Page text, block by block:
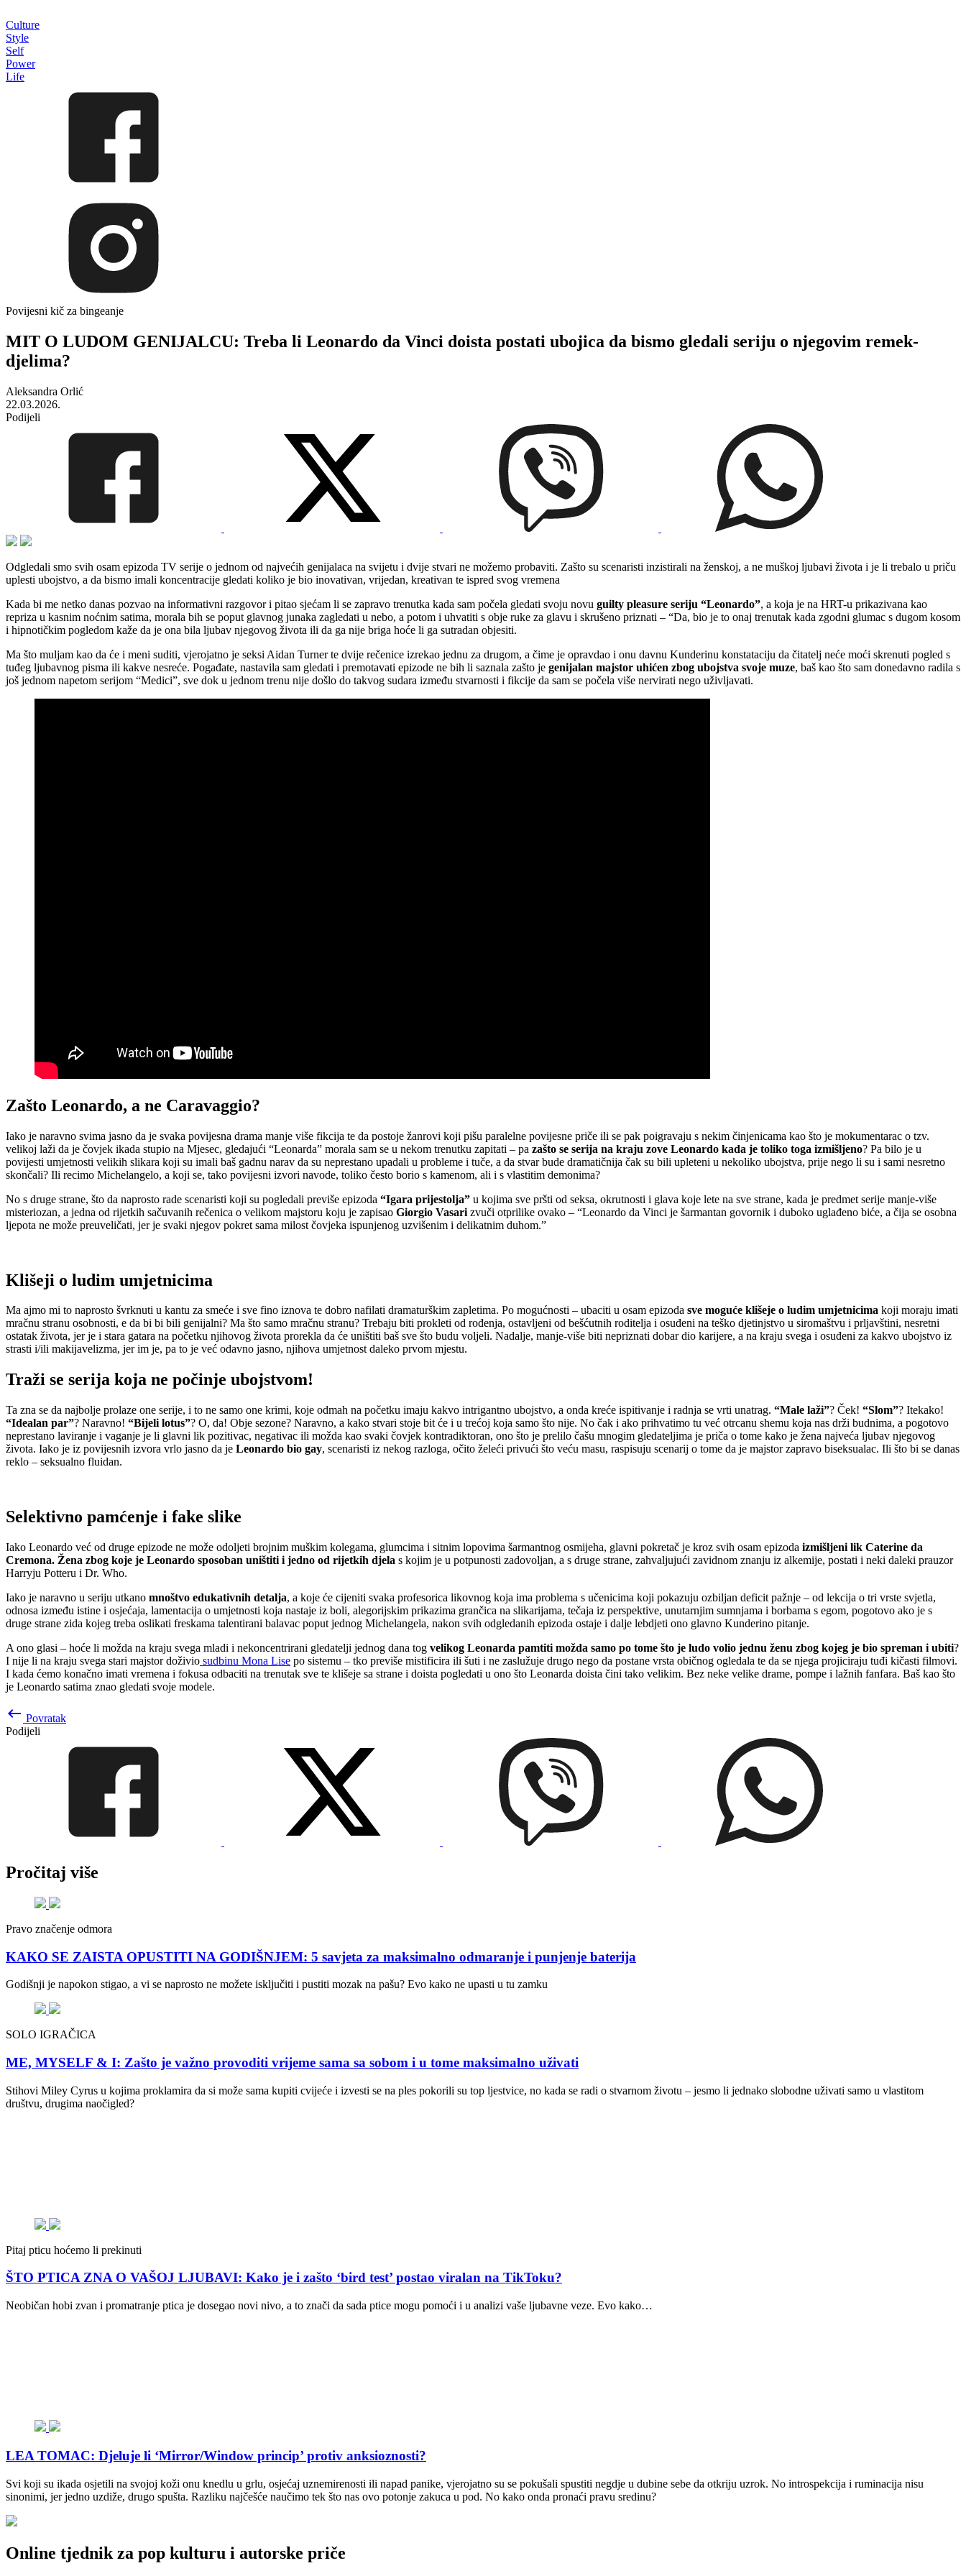
Culture
Style
Self
Power
Life
Povijesni kič za bingeanje
MIT O LUDOM GENIJALCU: Treba li Leonardo da Vinci doista postati ubojica da bismo gledali seriju o njegovim remek-
djelima?
Aleksandra Orlić
22.03.2026.
Podijeli
Odgledali smo svih osam epizoda TV serije o jednom od najvećih genijalaca na svijetu i dvije stvari ne možemo probaviti. Zašto su scenaristi inzistirali na ženskoj, a ne muškoj ljubavi života i je li trebalo u priču
uplesti ubojstvo, a da bismo imali koncentracije gledati koliko je bio inovativan, vrijedan, kreativan te ispred svog vremena
Kada bi me netko danas pozvao na informativni razgovor i pitao sjećam li se zapravo trenutka kada sam počela gledati svoju novu guilty pleasure seriju “Leonardo”, a koja je na HRT-u prikazivana kao
repriza u kasnim noćnim satima, morala bih se poput glavnog junaka zagledati u nebo, a potom i uhvatiti s obje ruke za glavu i skrušeno priznati – “Da, bio je to onaj trenutak kada zgodni glumac s dugom kosom
i hipnotičkim pogledom kaže da je ona bila ljubav njegovog života ili da ga nije briga hoće li ga sutradan objesiti.
Ma što muljam kao da će i meni suditi, vjerojatno je seksi Aidan Turner te dvije rečenice izrekao jednu za drugom, a čime je opravdao i onu davnu Kunderinu konstataciju da čitatelj neće moći skrenuti pogled s
tuđeg ljubavnog pisma ili kakve nesreće. Pogađate, nastavila sam gledati i premotavati epizode ne bih li saznala zašto je genijalan majstor uhićen zbog ubojstva svoje muze, baš kao što sam donedavno radila s
još jednom napetom serijom “Medici”, sve dok u jednom trenu nije došlo do takvog sudara između stvarnosti i fikcije da sam se počela više nervirati nego uživljavati.
Zašto Leonardo, a ne Caravaggio?
Iako je naravno svima jasno da je svaka povijesna drama manje više fikcija te da postoje žanrovi koji pišu paralelne povijesne priče ili se pak poigravaju s nekim činjenicama kao što je mokumentarac o tzv.
velikoj laži da je čovjek ikada stupio na Mjesec, gledajući “Leonarda” morala sam se u nekom trenutku zapitati – pa zašto se serija na kraju zove Leonardo kada je toliko toga izmišljeno? Pa bilo je u
povijesti umjetnosti velikih slikara koji su imali baš gadnu narav da su neprestano upadali u probleme i tuče, a da stvar bude dramatičnija čak su bili upleteni u nekoliko ubojstva, prije nego li su i sami nesretno
skončali? Ili recimo Michelangelo, a koji se, tako povijesni izvori navode, toliko često borio s kamenom, ali i s vlastitim demonima?
No s druge strane, što da naprosto rade scenaristi koji su pogledali previše epizoda “Igara prijestolja” u kojima sve pršti od seksa, okrutnosti i glava koje lete na sve strane, kada je predmet serije manje-više
misteriozan, a jedna od rijetkih sačuvanih rečenica o velikom majstoru koju je zapisao Giorgio Vasari zvuči otprilike ovako – “Leonardo da Vinci je šarmantan govornik i duboko uglađeno biće, a čija se osobna
ljepota ne može preuveličati, jer je svaki njegov pokret sama milost čovjeka ispunjenog uzvišenim i delikatnim duhom.”
Klišeji o ludim umjetnicima
Ma ajmo mi to naprosto švrknuti u kantu za smeće i sve fino iznova te dobro nafilati dramaturškim zapletima. Po mogućnosti – ubaciti u osam epizoda sve moguće klišeje o ludim umjetnicima koji moraju imati
mračnu stranu osobnosti, e da bi bi bili genijalni? Ma što samo mračnu stranu? Trebaju biti prokleti od rođenja, ostavljeni od bešćutnih roditelja i osuđeni na teško djetinjstvo u siromaštvu i prljavštini, nesretni
ostatak života, jer je i stara gatara na početku njihovog života prorekla da će uništiti baš sve što budu voljeli. Nadalje, manje-više biti nepriznati dobar dio karijere, a na kraju svega i osuđeni za kakvo ubojstvo iz
strasti i/ili makijavelizma, jer im je, pa to je već odavno jasno, njihova umjetnost daleko prvom mjestu.
Traži se serija koja ne počinje ubojstvom!
Ta zna se da najbolje prolaze one serije, i to ne samo one krimi, koje odmah na početku imaju kakvo intrigantno ubojstvo, a onda kreće ispitivanje i radnja se vrti unatrag. “Male laži”? Ček! “Slom”? Itekako!
“Idealan par”? Naravno! “Bijeli lotus”? O, da! Obje sezone? Naravno, a kako stvari stoje bit će i u trećoj koja samo što nije. No čak i ako prihvatimo tu već otrcanu shemu koja nas drži budnima, a pogotovo
neprestano laviranje i vaganje je li glavni lik pozitivac, negativac ili možda kao svaki čovjek kontradiktoran, ono što je prelilo čašu mnogim gledateljima je priča o tome kako je žena najveća ljubav njegovog
života. Iako je iz povijesnih izvora vrlo jasno da je Leonardo bio gay, scenaristi iz nekog razloga, očito želeći privući što veću masu, raspisuju scenarij o tome da je majstor zapravo biseksualac. Ili što bi se danas
reklo – seksualno fluidan.
Selektivno pamćenje i fake slike
Iako Leonardo već od druge epizode ne može odoljeti brojnim muškim kolegama, glumcima i sitnim lopovima šarmantnog osmijeha, glavni pokretač je kroz svih osam epizoda izmišljeni lik Caterine da
Cremona. Žena zbog koje je Leonardo sposoban uništiti i jedno od rijetkih djela s kojim je u potpunosti zadovoljan, a s druge strane, zahvaljujući zavidnom znanju iz alkemije, postati i neki daleki prauzor
Harryju Potteru i Dr. Who.
Iako je naravno u seriju utkano mnoštvo edukativnih detalja, a koje će cijeniti svaka profesorica likovnog koja ima problema s učenicima koji pokazuju ozbiljan deficit pažnje – od lekcija o tri vrste svjetla,
odnosa između istine i osjećaja, lamentacija o umjetnosti koja nastaje iz boli, alegorijskim prikazima grančica na slikarijama, tečaja iz perspektive, unutarnjim sumnjama i borbama s egom, pogotovo ako je s
druge strane zida kojeg treba oslikati freskama talentirani balavac poput jednog Michelangela, nakon svih odgledanih epizoda ostaje i dalje lebdjeti ono glavno Kunderino pitanje.
A ono glasi – hoće li možda na kraju svega mladi i nekoncentrirani gledatelji jednog dana tog velikog Leonarda pamtiti možda samo po tome što je ludo volio jednu ženu zbog kojeg je bio spreman i ubiti?
I nije li na kraju svega stari majstor doživio sudbinu Mona Lise po sistemu – tko previše mistificira ili šuti i ne zaslužuje drugo nego da postane vrsta običnog ogledala te da se njega projiciraju tuđi kičasti filmovi.
I kada ćemo konačno imati vremena i fokusa odbaciti na trenutak sve te klišeje sa strane i doista pogledati u ono što Leonarda doista čini tako velikim. Bez neke velike drame, pompe i lažnih fanfara. Baš kao što
je Leonardo satima znao gledati svoje modele.
keyboard_backspace Povratak
Podijeli
Pročitaj više
Pravo značenje odmora
KAKO SE ZAISTA OPUSTITI NA GODIŠNJEM: 5 savjeta za maksimalno odmaranje i punjenje baterija
Godišnji je napokon stigao, a vi se naprosto ne možete isključiti i pustiti mozak na pašu? Evo kako ne upasti u tu zamku
SOLO IGRAČICA
ME, MYSELF & I: Zašto je važno provoditi vrijeme sama sa sobom i u tome maksimalno uživati
Stihovi Miley Cyrus u kojima proklamira da si može sama kupiti cvijeće i izvesti se na ples pokorili su top ljestvice, no kada se radi o stvarnom životu – jesmo li jednako slobodne uživati samo u vlastitom
društvu, drugima naočigled?
Pitaj pticu hoćemo li prekinuti
ŠTO PTICA ZNA O VAŠOJ LJUBAVI: Kako je i zašto ‘bird test’ postao viralan na TikToku?
Neobičan hobi zvan i promatranje ptica je dosegao novi nivo, a to znači da sada ptice mogu pomoći i u analizi vaše ljubavne veze. Evo kako…
LEA TOMAC: Djeluje li ‘Mirror/Window princip’ protiv anksioznosti?
Svi koji su ikada osjetili na svojoj koži onu knedlu u grlu, osjećaj uznemirenosti ili napad panike, vjerojatno su se pokušali spustiti negdje u dubine sebe da otkriju uzrok. No introspekcija i ruminacija nisu
sinonimi, jer jedno uzdiže, drugo spušta. Razliku najčešće naučimo tek što nas ovo potonje zakuca u pod. No kako onda pronaći pravu sredinu?
Online tjednik za pop kulturu i autorske priče